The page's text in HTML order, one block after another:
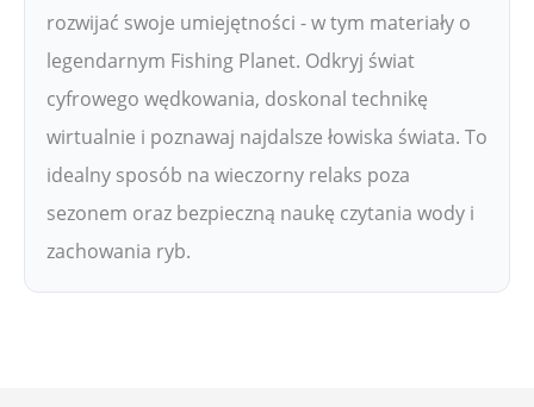
rozwijać swoje umiejętności - w tym materiały o
legendarnym Fishing Planet. Odkryj świat
cyfrowego wędkowania, doskonal technikę
wirtualnie i poznawaj najdalsze łowiska świata. To
idealny sposób na wieczorny relaks poza
sezonem oraz bezpieczną naukę czytania wody i
zachowania ryb.